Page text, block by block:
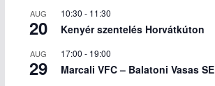
AUG
20
10:30 - 11:30
Kenyér szentelés Horvátkúton
AUG
29
17:00 - 19:00
Marcali VFC – Balatoni Vasas SE